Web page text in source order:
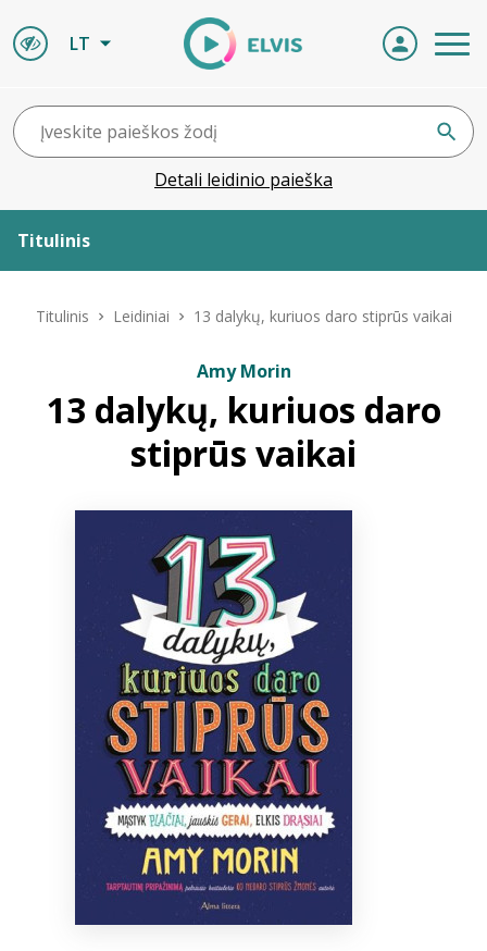
LT
Detali leidinio paieška
Titulinis
ELVIS atvyksta
Titulinis Leidiniai 13 dalykų, kuriuos daro stiprūs vaikai
Amy Morin
13 dalykų, kuriuos daro
stiprūs vaikai